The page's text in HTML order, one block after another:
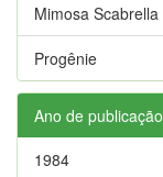
Mimosa Scabrella
Progênie
Ano de publicação
1984